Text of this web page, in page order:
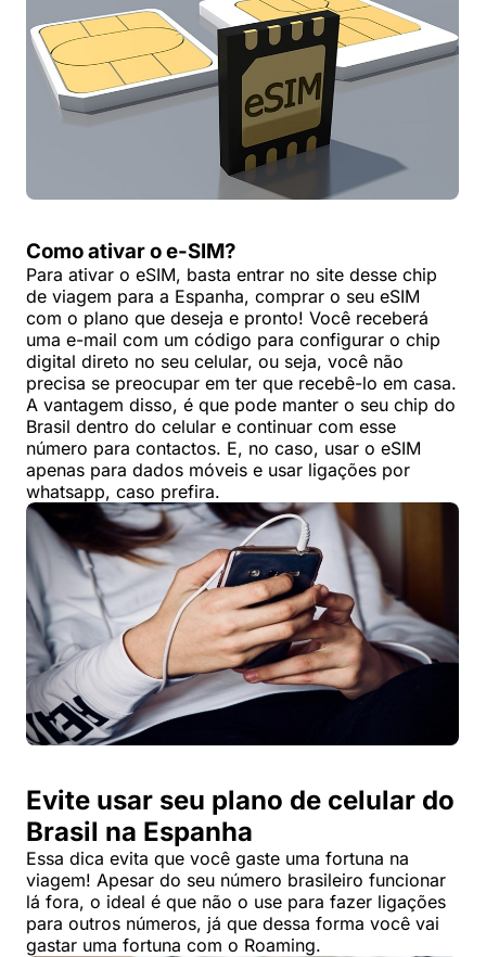
Como ativar o e-SIM?
Para ativar o eSIM, basta entrar no site desse chip
de viagem para a Espanha, comprar o seu eSIM
com o plano que deseja e pronto! Você receberá
uma e-mail com um código para configurar o chip
digital direto no seu celular, ou seja, você não
precisa se preocupar em ter que recebê-lo em casa.
A vantagem disso, é que pode manter o seu chip do
Brasil dentro do celular e continuar com esse
número para contactos. E, no caso, usar o eSIM
apenas para dados móveis e usar ligações por
whatsapp, caso prefira.
Evite usar seu plano de celular do
Brasil na Espanha
Essa dica evita que você gaste uma fortuna na
viagem! Apesar do seu número brasileiro funcionar
lá fora, o ideal é que não o use para fazer ligações
para outros números, já que dessa forma você vai
gastar uma fortuna com o Roaming.